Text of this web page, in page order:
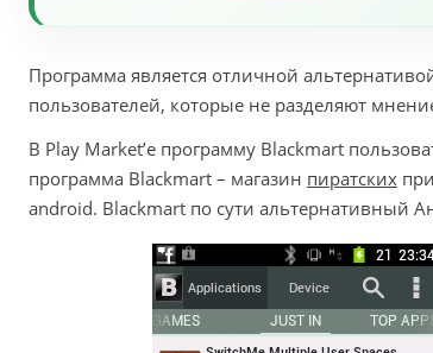
Программа является отличной
пользователей, которые не разделяют
В Play Market’е программу Blackmart
программа Blackmart – магазин пиратских
android. Blackmart по сути альтернативный